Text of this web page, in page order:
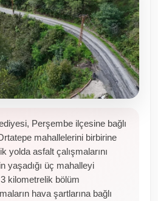
Kurullar
Perşembe ilçesine bağlı
mahallelerini birbirine
yolda asfalt çalışmalarını
yaşadığı üç mahalleyi
kilometrelik bölüm
hava şartlarına bağlı